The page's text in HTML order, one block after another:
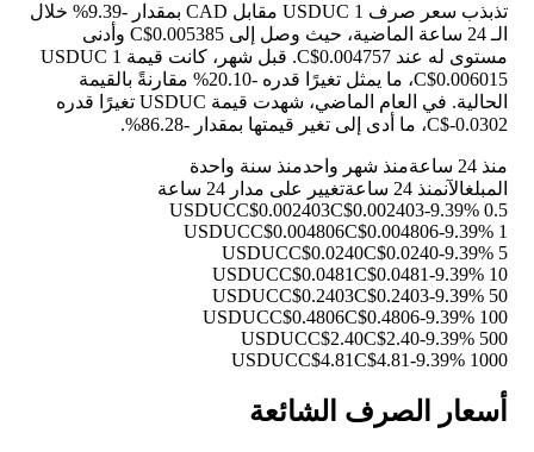
تذبذب سعر صرف 1 USDUC مقابل CAD بمقدار -9.39%
خلال
الـ 24 ساعة الماضية، حيث وصل إلى C$0.005385 وأدنى
مستوى له عند C$0.004757. قبل شهر، كانت قيمة 1 USDUC
C$0.006015، ما يمثل تغيرًا قدره
-20.10%
مقارنةً بالقيمة
الحالية. في العام الماضي، شهدت قيمة USDUC تغيرًا قدره
C$-0.0302، ما أدى إلى تغير قيمتها بمقدار
-86.28%
.
منذ 24 ساعة منذ شهر واحدمنذ سنة واحدة
المبلغالآنمنذ 24 ساعة
تغيير على مدار 24 ساعة
0.5 USDUC
C$0.002403C$0.002403-9.39%
1 USDUC
C$0.004806C$0.004806-9.39%
5 USDUC
C$0.0240C$0.0240-9.39%
10 USDUC
C$0.0481C$0.0481-9.39%
50 USDUC
C$0.2403C$0.2403-9.39%
100 USDUC
C$0.4806C$0.4806-9.39%
500 USDUC
C$2.40C$2.40-9.39%
1000 USDUC
C$4.81C$4.81-9.39%
أسعار الصرف الشائعة